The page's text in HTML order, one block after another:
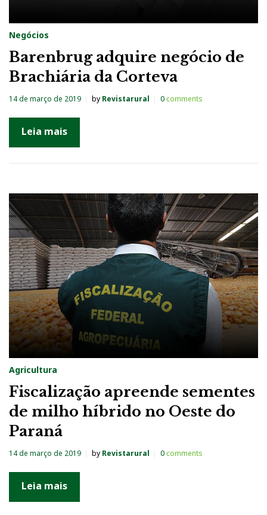
Negócios
Barenbrug adquire negócio de
Brachiária da Corteva
14 de março de 2019 by Revistarural 0comments
Leia mais
Agricultura
Fiscalização apreende sementes
de milho híbrido no Oeste do
Paraná
14 de março de 2019 by Revistarural 0comments
Leia mais